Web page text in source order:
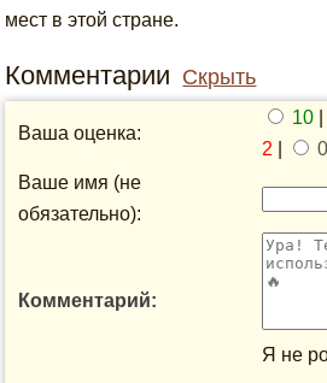
мест в этой стране.
Комментарии Скрыть
Ваша оценка:
10
2
0
Ваше имя (не
обязательно):
Комментарий:
Я не